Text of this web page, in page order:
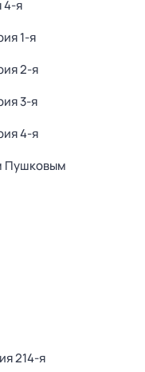
4-я
1-я
2-я
3-я
4-я
Пушковым
214-я